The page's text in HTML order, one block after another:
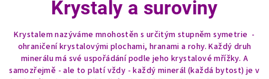
Krystaly a suroviny
Krystalem nazýváme mnohostěn s určitým stupněm symetrie -
ohraničení krystalovými plochami, hranami a rohy. Každý druh
minerálu má své uspořádání podle jeho krystalové mřížky. A
samozřejmě - ale to platí vždy - každý minerál (každá bytost) je v